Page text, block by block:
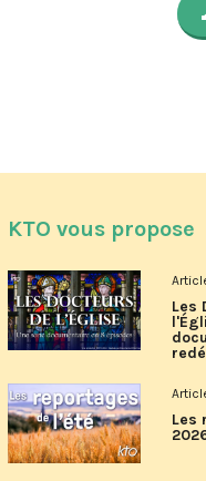
KTO vous propose
Les
Les